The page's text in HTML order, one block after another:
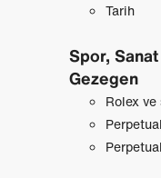
Tarih
Spor,
Gezegen
Rolex ve